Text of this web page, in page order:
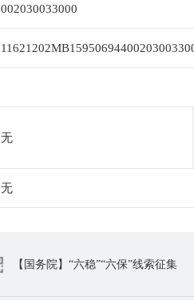
002030033000
无
无
【国务院】“六稳”“六保”线索征集